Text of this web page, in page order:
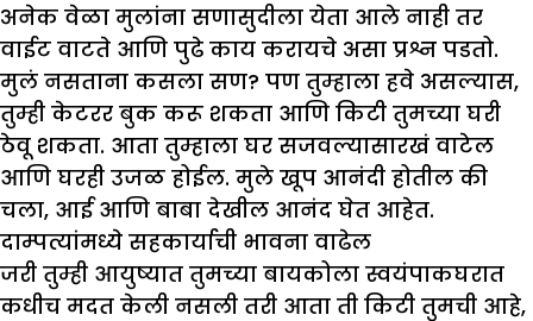
अनेक वेळा मुलांना सणासुदीला येता आले नाही तर
वाईट वाटते आणि पुढे काय करायचे असा प्रश्न पडतो.
मुलं नसताना कसला सण? पण तुम्हाला हवे असल्यास,
तुम्ही केटरर बुक करू शकता आणि किटी तुमच्या घरी
ठेवू शकता. आता तुम्हाला घर सजवल्यासारखं वाटेल
आणि घरही उजळ होईल. मुले खूप आनंदी होतील की
चला, आई आणि बाबा देखील आनंद घेत आहेत.
दाम्पत्यांमध्ये सहकार्याची भावना वाढेल
जरी तुम्ही आयुष्यात तुमच्या बायकोला स्वयंपाकघरात
कधीच मदत केली नसली तरी आता ती किटी तुमची आहे,